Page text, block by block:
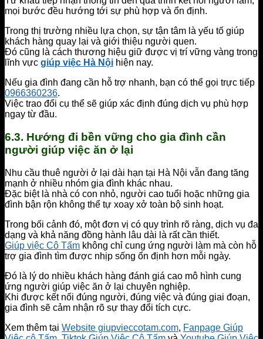
mọi bước đều hướng tới sự phù hợp và ổn định.
Trong thị trường nhiều lựa chọn, sự tận tâm là yếu tố giúp
khách hàng quay lại và giới thiệu người quen.
Đó cũng là cách thương hiệu giữ được vị trí vững vàng trong
lĩnh vực giúp việc Hà Nội hiện nay.
Nếu gia đình đang cần hỗ trợ nhanh, bạn có thể gọi trực tiếp
0966360236.
Việc trao đổi cụ thể sẽ giúp xác định đúng dịch vụ phù hợp
ngay từ đầu.
6.3. Hướng đi bền vững cho gia đình cần
người giúp việc ăn ở lại
Nhu cầu thuê người ở lại dài hạn tại Hà Nội vẫn đang tăng
mạnh ở nhiều nhóm gia đình khác nhau.
Đặc biệt là nhà có con nhỏ, người cao tuổi hoặc những gia
đình bận rộn không thể tự xoay xở toàn bộ sinh hoạt.
Trong bối cảnh đó, một đơn vị có quy trình rõ ràng, dịch vụ đa
dạng và khả năng đồng hành lâu dài là rất cần thiết.
Giúp việc Cô Tấm không chỉ cung ứng người làm mà còn hỗ
trợ gia đình tìm được nhịp sống ổn định hơn mỗi ngày.
Đó là lý do nhiều khách hàng đánh giá cao mô hình cung
ứng người giúp việc ăn ở lại chuyên nghiệp.
Khi được kết nối đúng người, đúng việc và đúng giai đoạn,
gia đình sẽ cảm nhận rõ sự thay đổi tích cực.
Xem thêm tại Website giupvieccotam.com, Fanpage Giúp